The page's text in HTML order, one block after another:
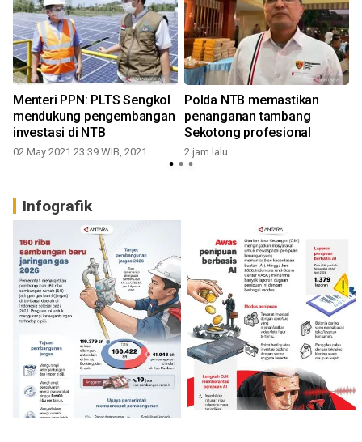
Menteri PPN: PLTS Sengkol
mendukung pengembangan
investasi di NTB
02 May 2021 23:39 WIB, 2021
Polda NTB memastikan
penanganan tambang
Sekotong profesional
2 jam lalu
Infografik